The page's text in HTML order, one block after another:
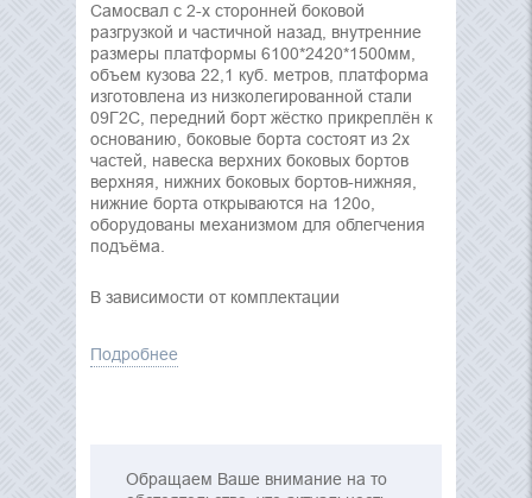
Самосвал с 2-х сторонней боковой
разгрузкой и частичной назад, внутренние
размеры платформы 6100*2420*1500мм,
объем кузова 22,1 куб. метров, платформа
изготовлена из низколегированной стали
09Г2С, передний борт жёстко прикреплён к
основанию, боковые борта состоят из 2х
частей, навеска верхних боковых бортов
верхняя, нижних боковых бортов-нижняя,
нижние борта открываются на 120о,
оборудованы механизмом для облегчения
подъёма.
В зависимости от комплектации
Подробнее
Обращаем Ваше внимание на то